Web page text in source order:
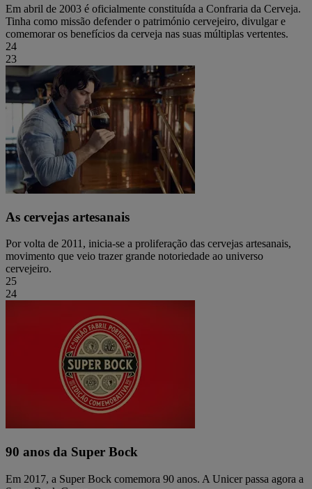
Em abril de 2003 é oficialmente constituída a Confraria da Cerveja.
Tinha como missão defender o património cervejeiro, divulgar e
comemorar os benefícios da cerveja nas suas múltiplas vertentes.
24
23
As cervejas artesanais
Por volta de 2011, inicia-se a proliferação das cervejas artesanais,
movimento que veio trazer grande notoriedade ao universo
cervejeiro.
25
24
90 anos da Super Bock
Em 2017, a Super Bock comemora 90 anos. A Unicer passa agora a